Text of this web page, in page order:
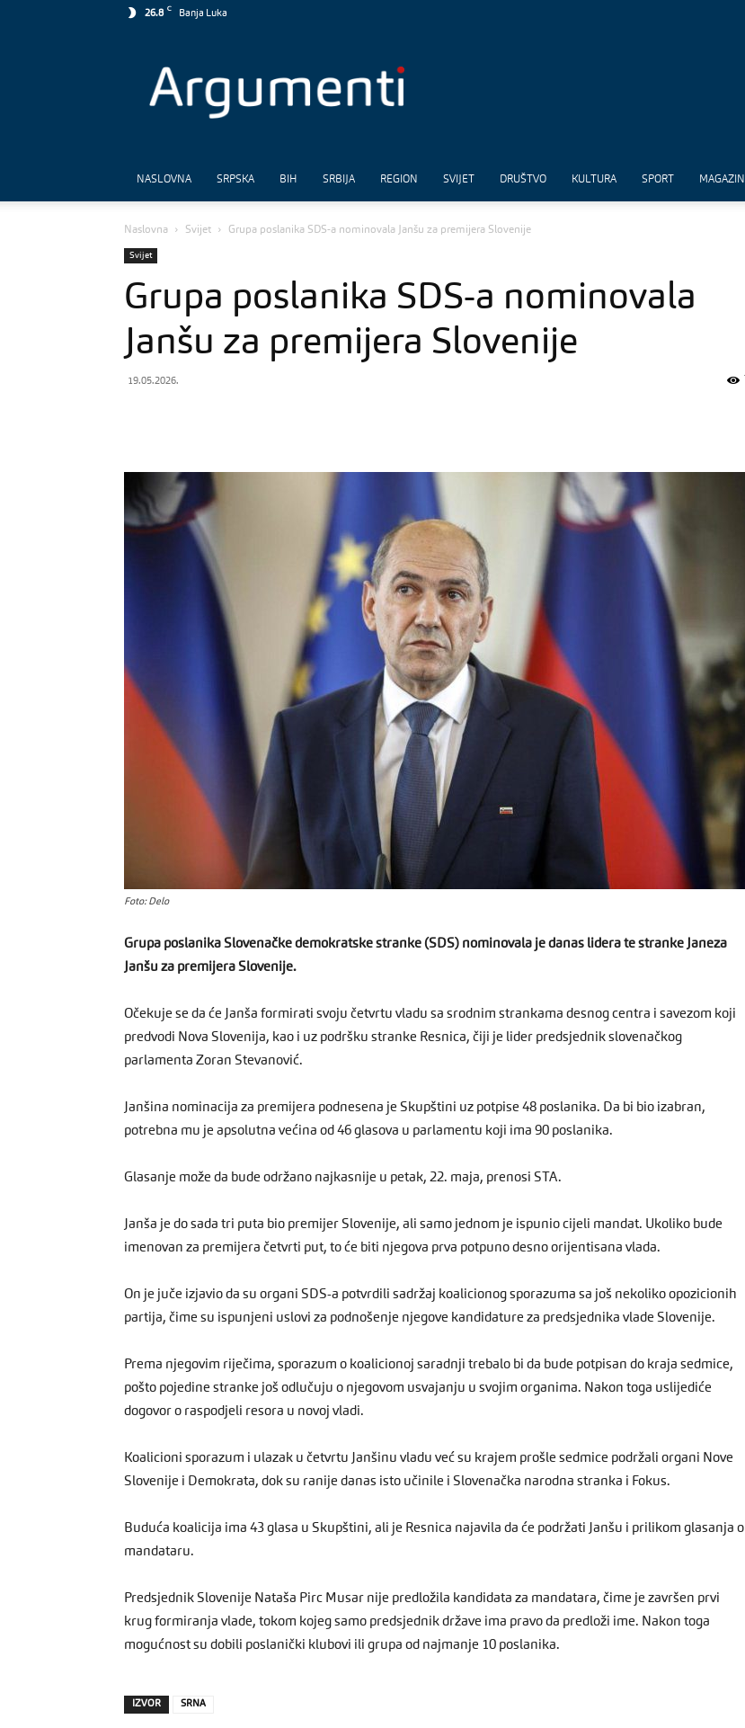
26.8
C
Banja Luka
NASLOVNA SRPSKA BIH SRBIJA REGION SVIJET DRUŠTVO KULTURA SPORT MAGAZIN
Naslovna Svijet Grupa poslanika SDS-a nominovala Janšu za premijera Slovenije
Svijet
Grupa poslanika SDS-a nominovala
Janšu za premijera Slovenije
19.05.2026.
Foto: Delo
Grupa poslanika Slovenačke demokratske stranke (SDS) nominovala je danas lidera te stranke Janeza
Janšu za premijera Slovenije.
Očekuje se da će Janša formirati svoju četvrtu vladu sa srodnim strankama desnog centra i savezom koji
predvodi Nova Slovenija, kao i uz podršku stranke Resnica, čiji je lider predsjednik slovenačkog
parlamenta Zoran Stevanović.
Janšina nominacija za premijera podnesena je Skupštini uz potpise 48 poslanika. Da bi bio izabran,
potrebna mu je apsolutna većina od 46 glasova u parlamentu koji ima 90 poslanika.
Glasanje može da bude održano najkasnije u petak, 22. maja, prenosi STA.
Janša je do sada tri puta bio premijer Slovenije, ali samo jednom je ispunio cijeli mandat. Ukoliko bude
imenovan za premijera četvrti put, to će biti njegova prva potpuno desno orijentisana vlada.
On je juče izjavio da su organi SDS-a potvrdili sadržaj koalicionog sporazuma sa još nekoliko opozicionih
partija, čime su ispunjeni uslovi za podnošenje njegove kandidature za predsjednika vlade Slovenije.
Prema njegovim riječima, sporazum o koalicionoj saradnji trebalo bi da bude potpisan do kraja sedmice,
pošto pojedine stranke još odlučuju o njegovom usvajanju u svojim organima. Nakon toga uslijediće
dogovor o raspodjeli resora u novoj vladi.
Koalicioni sporazum i ulazak u četvrtu Janšinu vladu već su krajem prošle sedmice podržali organi Nove
Slovenije i Demokrata, dok su ranije danas isto učinile i Slovenačka narodna stranka i Fokus.
Buduća koalicija ima 43 glasa u Skupštini, ali je Resnica najavila da će podržati Janšu i prilikom glasanja o
mandataru.
Predsjednik Slovenije Nataša Pirc Musar nije predložila kandidata za mandatara, čime je završen prvi
krug formiranja vlade, tokom kojeg samo predsjednik države ima pravo da predloži ime. Nakon toga
mogućnost su dobili poslanički klubovi ili grupa od najmanje 10 poslanika.
IZVOR SRNA